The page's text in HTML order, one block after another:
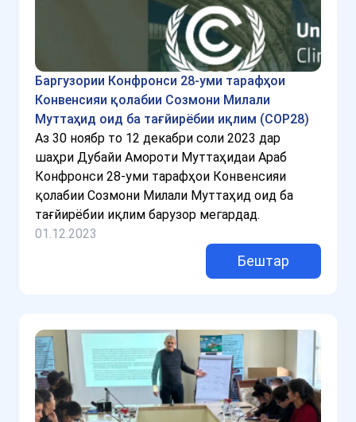
Баргузории Конфронси 28-уми тарафҳои
Конвенсияи қолабии Созмони Милали
Муттаҳид оид ба тағйирёбии иқлим (COP28)
Аз 30 ноябр то 12 декабри соли 2023 дар
шаҳри Дубайи Амороти Муттаҳидаи Араб
Конфронси 28-уми тарафҳои Конвенсияи
қолабии Созмони Милали Муттаҳид оид ба
тағйирёбии иқлим барузор мегардад.
01.12.2023
Бештар